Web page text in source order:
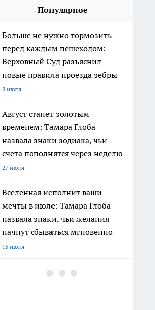
Популярное
Больше не нужно тормозить
перед каждым пешеходом:
Верховный Суд разъяснил
новые правила проезда зебры
8 июля
Август станет золотым
временем: Тамара Глоба
назвала знаки зодиака, чьи
счета пополнятся через неделю
27 июля
Вселенная исполнит ваши
мечты в июле: Тамара Глоба
назвала знаки, чьи желания
начнут сбываться мгновенно
15 июля
Ленинград окружен реками и